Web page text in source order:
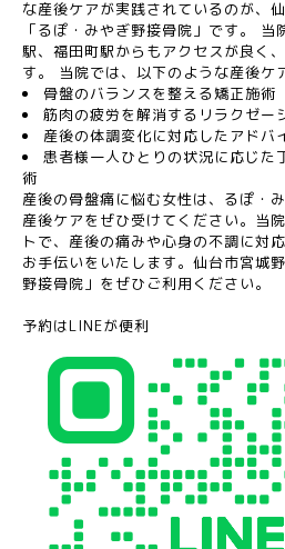
な産後ケアが実践されているのが、
「るぽ・みやぎ野接骨院」です。
駅、福田町駅からもアクセスが良く
す。 当院では、以下のような産後ケ
骨盤のバランスを整える矯正施術
筋肉の疲労を解消するリラクゼー
産後の体調変化に対応したアドバ
患者様一人ひとりの状況に応じた
術
産後の骨盤痛に悩む女性は、るぽ・
産後ケアをぜひ受けてください。当
トで、産後の痛みや心身の不調に対
お手伝いをいたします。仙台市宮城
野接骨院」をぜひご利用ください。
予約はLINEが便利